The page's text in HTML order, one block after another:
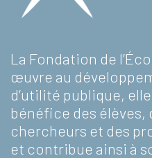
La Fondation de
œuvre au
d’utilité publique,
bénéfice des élèves,
chercheurs et des
et contribue ainsi à